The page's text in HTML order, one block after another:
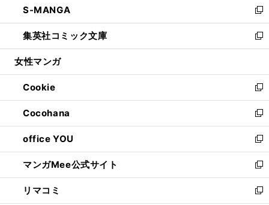
く
で
開
く
ド
ウ
で
開
ィ
ン
ド
ウ
開
く
い
ウ
ィ
ン
ウ
で
開
く
S-MANGA
新
し
い
ウ
ン
ド
ウ
で
開
く
集英社コミック文庫
新
し
ウ
ィ
ン
ド
ウ
で
開
く
女性マンガ
Cookie
新
し
い
ウ
ィ
ン
ド
ウ
で
Cocohana
新
し
い
ウ
ィ
ン
ド
office YOU
新
し
い
ウ
ィ
マンガMee公式サイト
新
し
い
リマコミ
新